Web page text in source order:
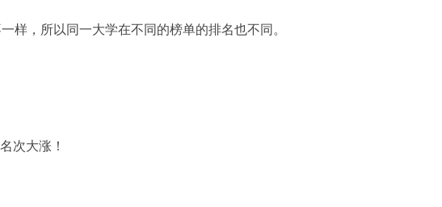
样，所以同一大学在不同的榜单的排名也不同。
次大涨！